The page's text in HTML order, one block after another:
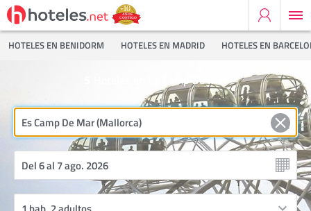
HOTELES EN BENIDORM HOTELES EN MADRID HOTELES EN
Hoteles en Es Camp De Mar